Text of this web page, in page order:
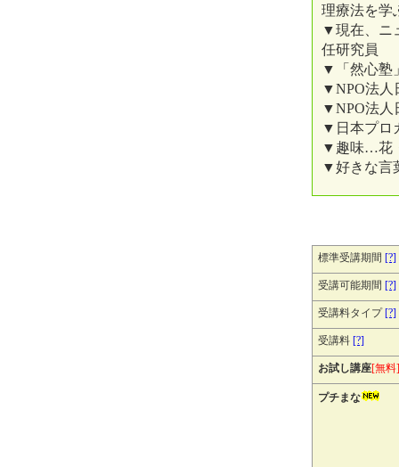
理療法を学
▼現在、ニ
任研究員
▼「然心塾
▼NPO法人
▼NPO法人
▼日本プロ
▼趣味…花
▼好きな言
標準受講期間 [?]
受講可能期間 [?]
受講料タイプ[?]
受講料 [?]
お試し講座[無料]
プチまな